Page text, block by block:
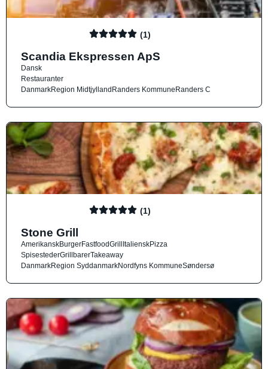
(1)
Scandia Ekspressen ApS
Dansk
Restauranter
DanmarkRegion MidtjyllandRanders KommuneRanders C
(1)
Stone Grill
AmerikanskBurgerFastfoodGrillItalienskPizza
SpisestederGrillbarerTakeaway
DanmarkRegion SyddanmarkNordfyns KommuneSøndersø